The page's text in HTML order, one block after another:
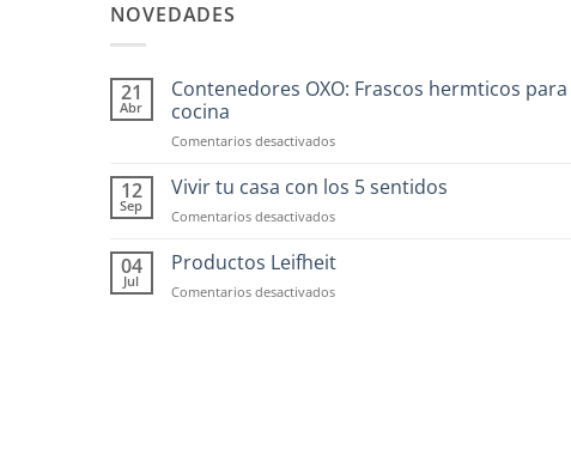
NOVEDADES
21
Abr
Contenedores OXO: Frascos hermticos para
cocina
Comentarios desactivadosen
OXO:
hermticos
cocina
12
Sep
Vivir tu casa con los 5 sentidos
Comentarios desactivadosen
tu
con
04
Jul
Productos Leifheit
Comentarios desactivadosen